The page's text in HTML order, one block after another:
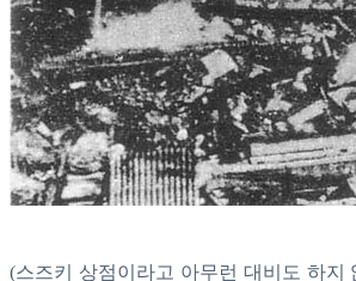
(스즈키 상점이라고 아무런 대비도 하지